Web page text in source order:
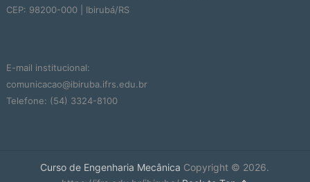
CEP: 98200-000 | Ibirubá/RS
E-mail institucional:
comunicacao@ibiruba.ifrs.edu.br
Telefone: (54) 3324-8100
Curso de Engenharia Mecânica Copyright © 2026.